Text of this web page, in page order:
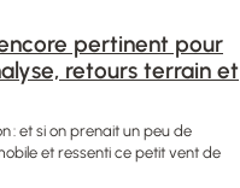
pertinent pour
retours terrain et
: et si on prenait un peu de
et ressenti ce petit vent de